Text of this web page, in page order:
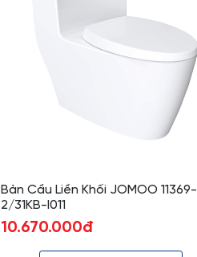
Bàn Cầu Liền Khối JOMOO 11369-
2/31KB-I011
10.670.000đ